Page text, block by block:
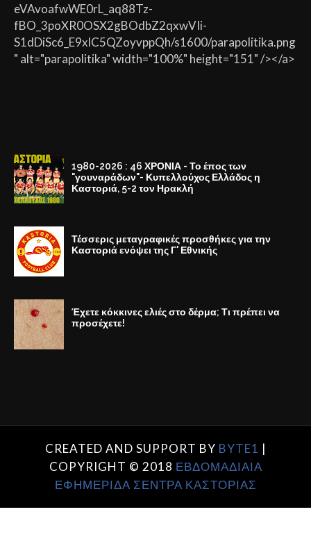
eVAvoafwWE0rL_aq88Tz-
fBO_3poXR0OSX2gBOdbZ2qxwVIi-
S1dDiSc6_E9xlC5QZoyvppQh/s1600/parapolitika.png
" alt="parapolitika" width="100%" height="151" /></a>
1980-2026 : 46 ΧΡΟΝΙΑ - Το έπος των
"γουναράδων"- Κυπελλούχος Ελλάδος η
Καστοριά, 5-2 τον Ηρακλή
Τέσσερις μεταγραφικές προσθήκες για την
Καστοριά ενόψει της Γ' Εθνικής
Έχετε κόκκινες ελιές στο δέρμα; Τι πρέπει να
προσέχετε!
CREATED AND SUPPORT BY BYTE1 |
COPYRIGHT © 2018 ΕΒΔΟΜΑΔΙΑΙΑ
ΕΦΗΜΕΡΙΔΑ ΣΕΝΤΡΑ ΚΑΣΤΟΡΙΑΣ